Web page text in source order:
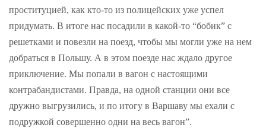
проституцией, как кто-то из полицейских уже успел
придумать. В итоге нас посадили в какой-то “бобик” с
решетками и повезли на поезд, чтобы мы могли уже на нем
добраться в Польшу. А в этом поезде нас ждало другое
приключение. Мы попали в вагон с настоящими
контрабандистами. Правда, на одной станции они все
дружно выгрузились, и по итогу в Варшаву мы ехали с
подружкой совершенно одни на весь вагон”.